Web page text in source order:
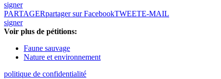
signer
PARTAGERpartager sur FacebookTWEETE-MAIL
signer
Voir plus de pétitions:
Faune sauvage
Nature et environnement
politique de confidentialité